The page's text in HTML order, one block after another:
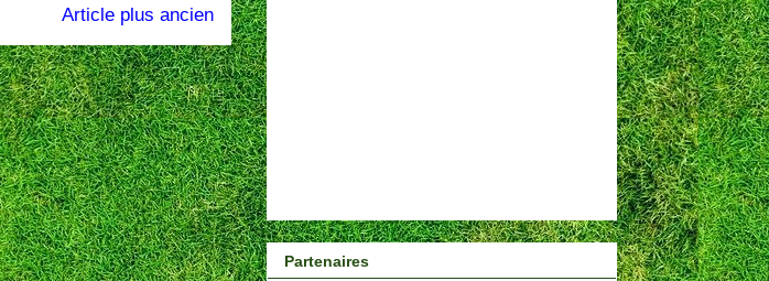
Article plus ancien
Partenaires